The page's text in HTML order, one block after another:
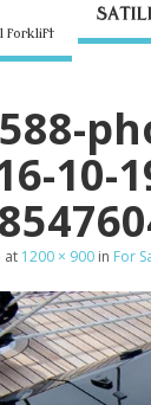
forklift
10-
at 1200 × 900 in For